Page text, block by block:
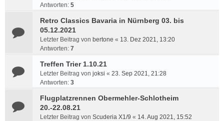
Antworten: 5
Retro Classics Bavaria in Nürnberg 03. bis
05.12.2021
Letzter Beitrag von bertone « 13. Dez 2021, 13:20
Antworten: 7
Treffen Trier 1.10.21
Letzter Beitrag von joksi « 23. Sep 2021, 21:28
Antworten: 3
Flugplatzrennen Obermehler-Schlotheim
20.-22.08.21
Letzter Beitrag von Scuderia X1/9 « 14. Aug 2021, 15:52